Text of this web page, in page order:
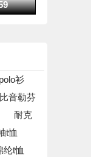
衫
比音勒芬
耐克
t恤
纶t恤